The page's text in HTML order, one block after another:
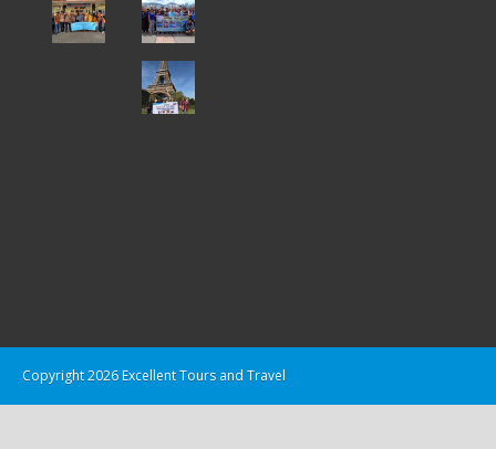
Copyright 2026 Excellent Tours and Travel